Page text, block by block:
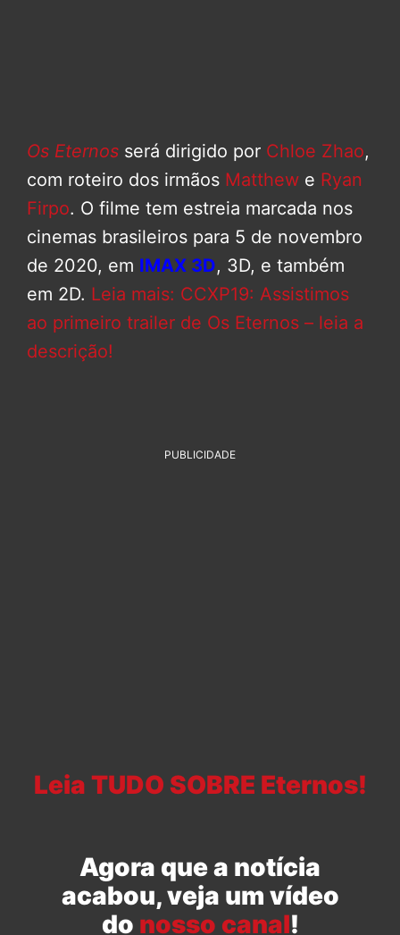
Os Eternos será dirigido por Chloe Zhao,
com roteiro dos irmãos Matthew e Ryan
Firpo. O filme tem estreia marcada nos
cinemas brasileiros para 5 de novembro
de 2020, em IMAX 3D, 3D, e também
em 2D. Leia mais: CCXP19: Assistimos
ao primeiro trailer de Os Eternos – leia a
descrição!
PUBLICIDADE
Leia TUDO SOBRE Eternos!
Agora que a notícia
acabou, veja um vídeo
do nosso canal!